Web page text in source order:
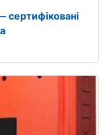
сертифіковані